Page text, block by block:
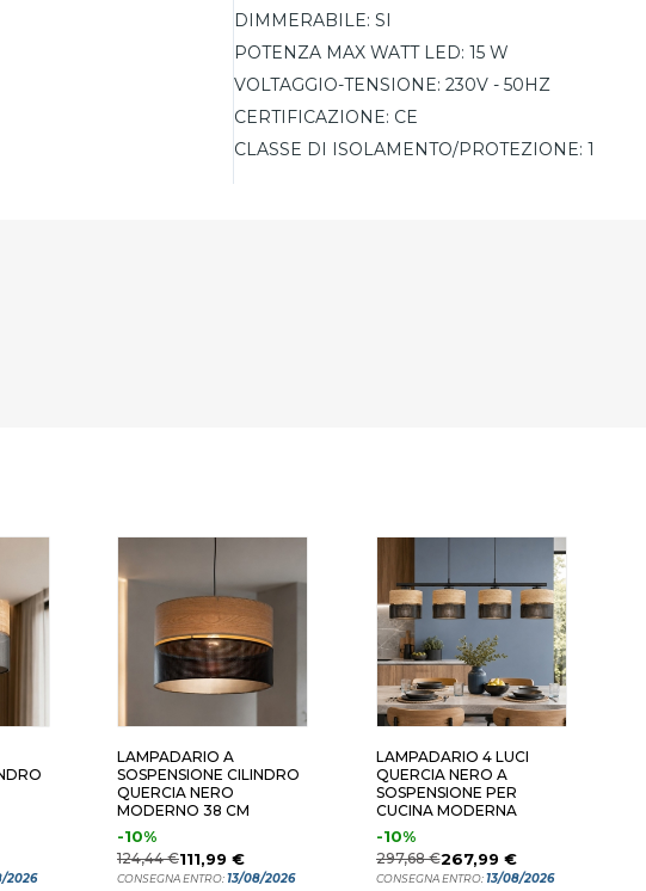
DIMMERABILE: SI
POTENZA MAX WATT LED: 15 W
VOLTAGGIO-TENSIONE: 230V - 50HZ
CERTIFICAZIONE: CE
CLASSE DI ISOLAMENTO/PROTEZIONE: 1
2026
LAMPADARIO A
SOSPENSIONE CILINDRO
QUERCIA NERO
MODERNO 38 CM
-10%
124,44 €111,99 €
CONSEGNA ENTRO:13/08/2026
LAMPADARIO 4 LUCI
QUERCIA NERO A
SOSPENSIONE PER
CUCINA MODERNA
-10%
297,68 €267,99 €
CONSEGNA ENTRO:13/08/2026